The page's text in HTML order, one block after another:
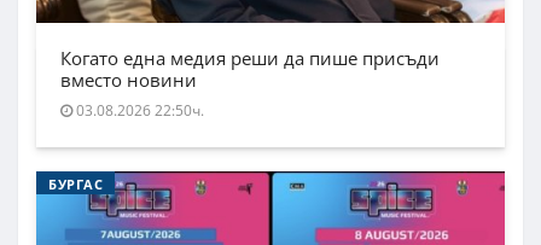
Когато една медия реши да пише присъди
вместо новини
03.08.2026 22:50ч.
БУРГАС